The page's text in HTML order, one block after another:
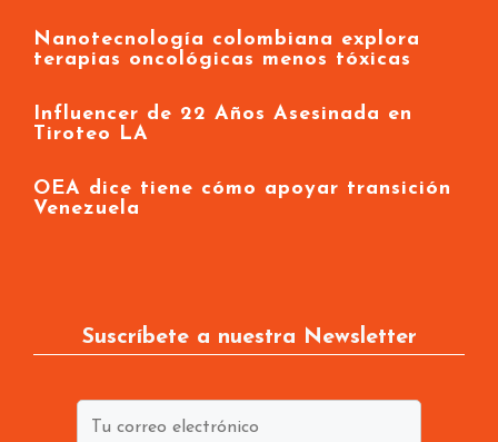
Nanotecnología colombiana explora
terapias oncológicas menos tóxicas
Influencer de 22 Años Asesinada en
Tiroteo LA
OEA dice tiene cómo apoyar transición
Venezuela
Suscríbete a nuestra Newsletter